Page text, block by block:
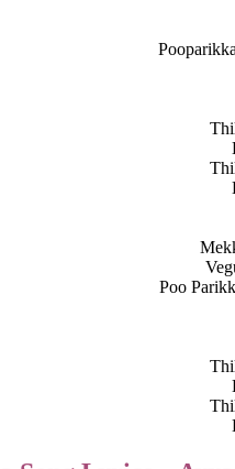
Poo